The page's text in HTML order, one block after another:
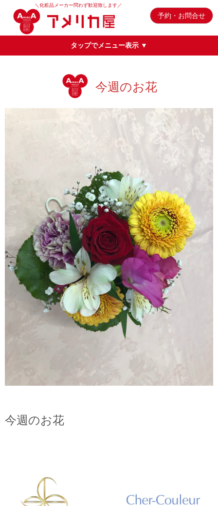
＼化粧品メーカー問わず歓迎致します／
予約・お問合せ
タップでメニュー表示 ▼
今週のお花
今週のお花